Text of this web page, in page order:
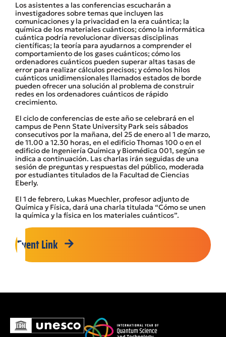
Los asistentes a las conferencias escucharán a
investigadores sobre temas que incluyen las
comunicaciones y la privacidad en la era cuántica; la
química de los materiales cuánticos; cómo la informática
cuántica podría revolucionar diversas disciplinas
científicas; la teoría para ayudarnos a comprender el
comportamiento de los gases cuánticos; cómo los
ordenadores cuánticos pueden superar altas tasas de
error para realizar cálculos precisos; y cómo los hilos
cuánticos unidimensionales llamados estados de borde
pueden ofrecer una solución al problema de construir
redes en los ordenadores cuánticos de rápido
crecimiento.
El ciclo de conferencias de este año se celebrará en el
campus de Penn State University Park seis sábados
consecutivos por la mañana, del 25 de enero al 1 de marzo,
de 11.00 a 12.30 horas, en el edificio Thomas 100 o en el
edificio de Ingeniería Química y Biomédica 001, según se
indica a continuación. Las charlas irán seguidas de una
sesión de preguntas y respuestas del público, moderada
por estudiantes titulados de la Facultad de Ciencias
Eberly.
El 1 de febrero, Lukas Muechler, profesor adjunto de
Química y Física, dará una charla titulada “Cómo se unen
la química y la física en los materiales cuánticos”.
Event Link